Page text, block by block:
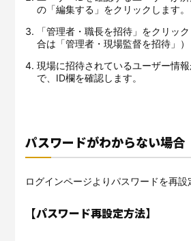
の「編集する」をクリックします。
「管理者・職長を招待」をクリッ
合は「管理者・現場監督を招待」）
現場に招待されているユーザー情
で、ID欄を確認します。
パスワードがわからない場合
ログインページよりパスワードを再設
【パスワード再設定方法】